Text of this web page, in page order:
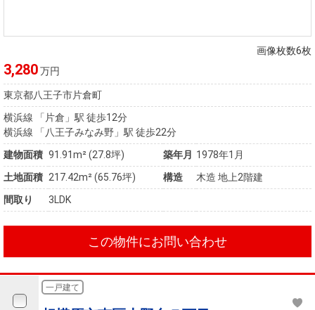
画像枚数6枚
3,280万円
東京都八王子市片倉町
横浜線 「片倉」駅 徒歩12分
横浜線 「八王子みなみ野」駅 徒歩22分
建物面積 91.91m² (27.8坪) 築年月
1978年1月
土地面積 217.42m² (65.76坪) 構造
木造 地上2階建
間取り
3LDK
この物件にお問い合わせ
一戸建て